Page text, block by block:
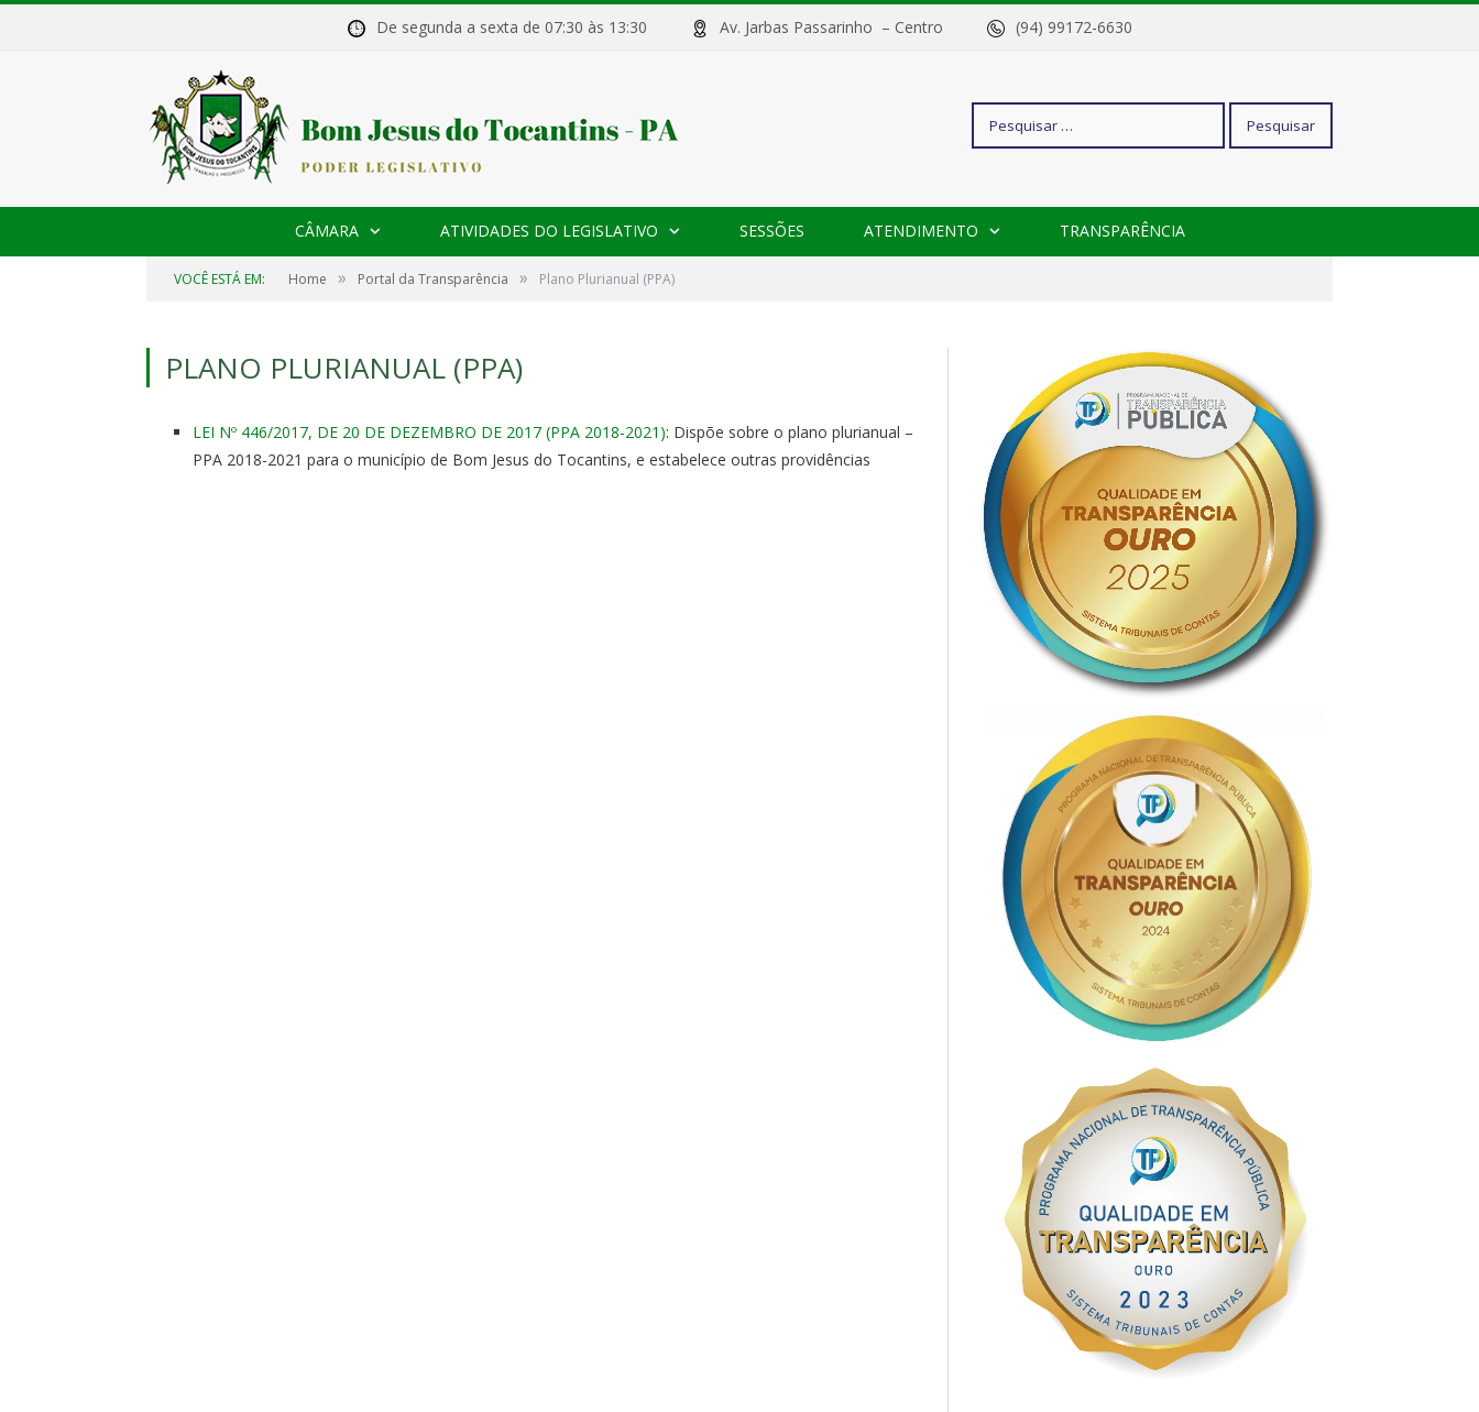
De segunda a sexta de 07:30 às 13:30 Av. Jarbas Passarinho – Centro (94) 99172-6630
Pesquisar
CÂMARA ATIVIDADES DO LEGISLATIVO SESSÕES ATENDIMENTO TRANSPARÊNCIA
VOCÊ ESTÁ EM: Home » Portal da Transparência » Plano Plurianual (PPA)
PLANO PLURIANUAL (PPA)
LEI Nº 446/2017, DE 20 DE DEZEMBRO DE 2017 (PPA 2018-2021): Dispõe sobre o plano plurianual –
PPA 2018-2021 para o município de Bom Jesus do Tocantins, e estabelece outras providências